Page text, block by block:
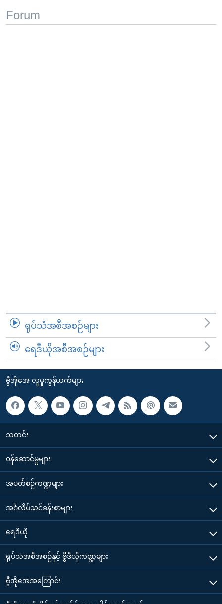
Forum
ရုပ်သံအစီအစဉ်များ
ရေဒီယိုအစီအစဉ်များ
ဗွီအိုအေ လူမှုကွန်ယက်များ
သတင်း
၀န်ဆောင်မှုများ
အပတ်စဉ်ကဏ္ဍများ
အင်္ဂလိပ်သင်ခန်းစာများ
ရေဒီယို
ရုပ်သံအစီအစဉ်နှင့် ဗွီဒီယိုကဏ္ဍများ
ဗွီအိုအေအကြောင်း